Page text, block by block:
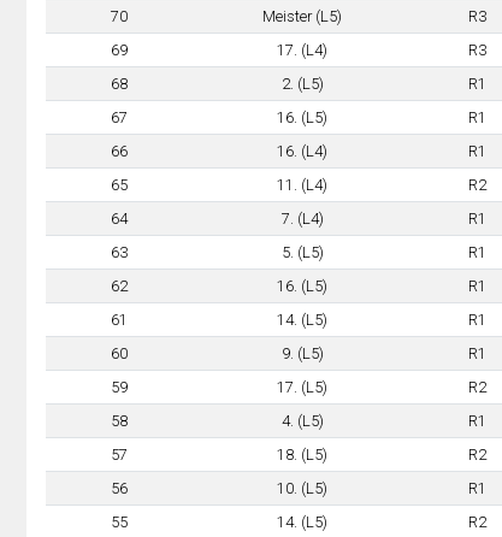
70
Meister (L5) R3
69
17. (L4) R3
68
2. (L5) R1
67
16. (L5) R1
66
16. (L4) R1
65
11. (L4) R2
64
7. (L4) R1
63
5. (L5) R1
62
16. (L5) R1
61
14. (L5) R1
60
9. (L5) R1
59
17. (L5) R2
58
4. (L5) R1
57
18. (L5) R2
56
10. (L5) R1
55
14. (L5) R2